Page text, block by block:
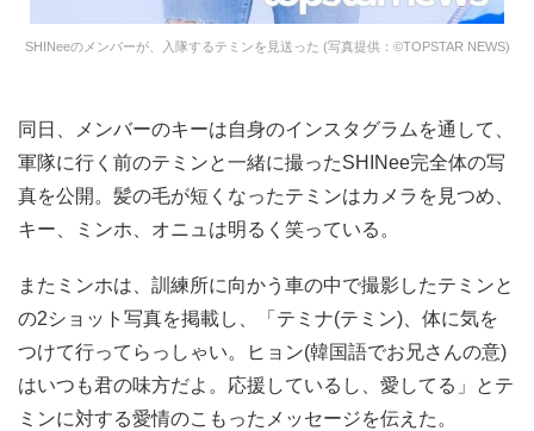
SHINeeのメンバーが、入隊するテミンを見送った (写真提供：©TOPSTAR NEWS)
同日、メンバーのキーは自身のインスタグラムを通して、
軍隊に行く前のテミンと一緒に撮ったSHINee完全体の写
真を公開。髪の毛が短くなったテミンはカメラを見つめ、
キー、ミンホ、オニュは明るく笑っている。
またミンホは、訓練所に向かう車の中で撮影したテミンと
の2ショット写真を掲載し、「テミナ(テミン)、体に気を
つけて行ってらっしゃい。ヒョン(韓国語でお兄さんの意)
はいつも君の味方だよ。応援しているし、愛してる」とテ
ミンに対する愛情のこもったメッセージを伝えた。